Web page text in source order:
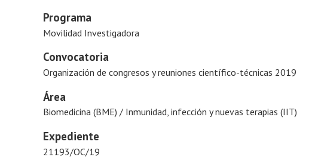
Programa
Movilidad Investigadora
Convocatoria
Organización de congresos y reuniones científico-técnicas 2019
Área
Biomedicina (BME) / Inmunidad, infección y nuevas terapias (IIT)
Expediente
21193/OC/19